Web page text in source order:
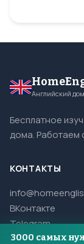
Английский
Бесплатное
дома. Работаем
КОНТАКТЫ
ВКонтакте
Telegram
3000 самых